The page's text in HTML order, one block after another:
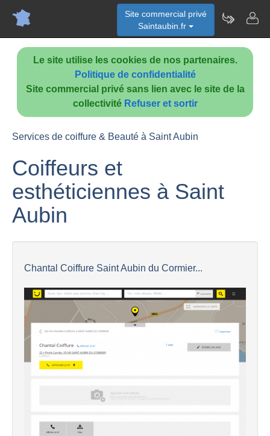
Le site utilise les cookies de nos partenaires.
Politique de confidentialité
Site commercial privé sans lien avec le site de la
collectivité Refuser et sortir
Site commercial privé
Saintaubin.fr
Services de coiffure & Beauté à Saint Aubin
Coiffeurs et
esthéticiennes à Saint
Aubin
Chantal Coiffure Saint Aubin du Cormier...